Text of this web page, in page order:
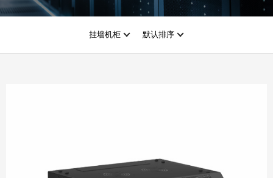
挂墙机柜 默认排序